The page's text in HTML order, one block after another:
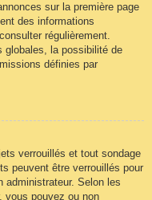
sur la première page
des informations
régulièrement.
globales, la possibilité de
définies par
verrouillés et tout sondage
peuvent être verrouillés pour
administrateur. Selon les
vous pouvez ou non